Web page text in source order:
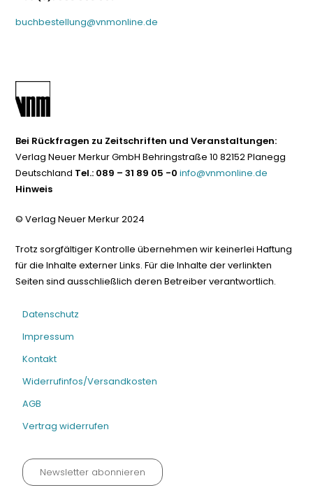
buchbestellung@vnmonline.de
Bei Rückfragen zu Zeitschriften und Veranstaltungen:
Verlag Neuer Merkur GmbH Behringstraße 10 82152 Planegg
Deutschland Tel.: 089 – 31 89 05 -0 info@vnmonline.de
Hinweis
© Verlag Neuer Merkur 2024
Trotz sorgfältiger Kontrolle übernehmen wir keinerlei Haftung
für die Inhalte externer Links. Für die Inhalte der verlinkten
Seiten sind ausschließlich deren Betreiber verantwortlich.
Datenschutz
Impressum
Kontakt
Widerrufinfos/Versandkosten
AGB
Vertrag widerrufen
Newsletter abonnieren